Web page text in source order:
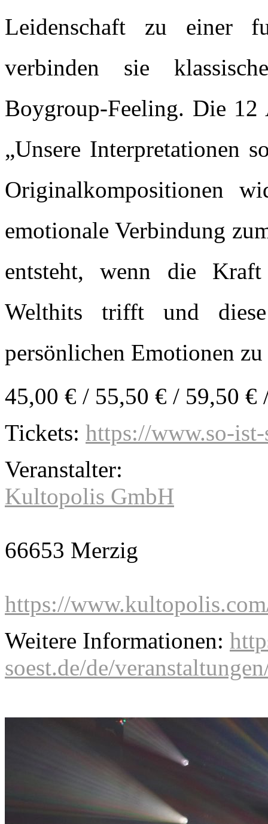
Leidenschaft zu einer
verbinden sie
Boygroup-Feeling. Die 12
„Unsere Interpretationen
Originalkompositionen
emotionale Verbindung
entsteht, wenn die
Welthits trifft und
persönlichen Emotionen
45,00 € / 55,50 € / 59,50 €
Tickets: https://www.so-
Veranstalter:
Kultopolis GmbH
66653 Merzig
https://
Weitere Informationen:
soest.de/de/